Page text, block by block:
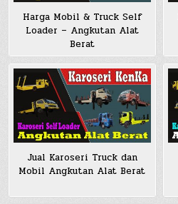
Harga Mobil & Truck Self
Loader – Angkutan Alat
Berat
Jual Karoseri Truck dan
Mobil Angkutan Alat Berat